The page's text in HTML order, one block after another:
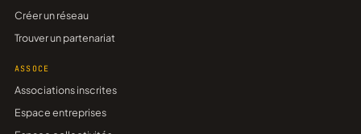
Créer un réseau
Trouver un partenariat
ASSOCE
Associations inscrites
Espace entreprises